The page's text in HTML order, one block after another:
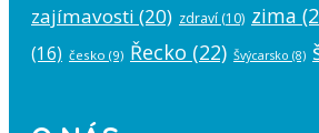
zajímavosti (20) zdraví (10) zima
(16) česko (9) Řecko (22) Švýcarsko (8)